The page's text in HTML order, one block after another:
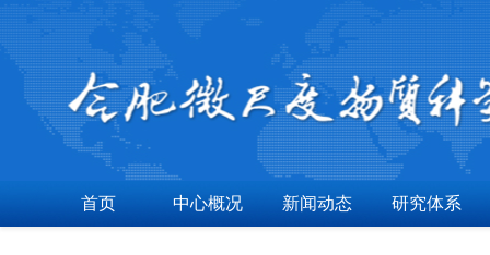
首页 中心概况 新闻动态 研究体系